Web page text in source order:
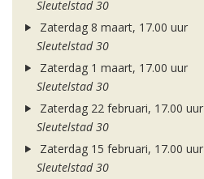
Sleutelstad 30
Zaterdag 8 maart, 17.00 uur
Sleutelstad 30
Zaterdag 1 maart, 17.00 uur
Sleutelstad 30
Zaterdag 22 februari, 17.00 uur
Sleutelstad 30
Zaterdag 15 februari, 17.00 uur
Sleutelstad 30